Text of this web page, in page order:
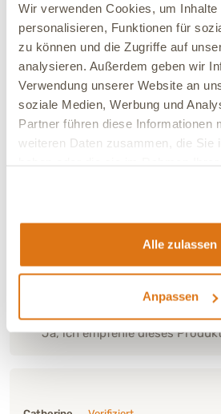
Wir verwenden Cookies, um Inhalte
personalisieren, Funktionen für
zu können und die Zugriffe auf
analysieren. Außerdem geben wir
Verwendung unserer Website an
soziale Medien, Werbung und
Partner führen diese Informationen
weiteren Daten zusammen, die Sie
Alle zulassen
Anpassen
Karin
Verifiziert
Das Öl wird von den Hunden und
genommen. Das Fell ist
Verbesserung:
Deutliche
Wir benutzen das Hanföl schon
sehr zufrieden damit.
Verbesserung:Leichte
Ja, ich empfehle dieses